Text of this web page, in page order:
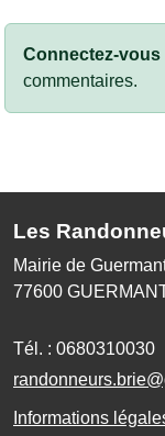
Connectez-vous
commentaires.
Les
Mairie de
77600
Tél. : 0680310030
Informations